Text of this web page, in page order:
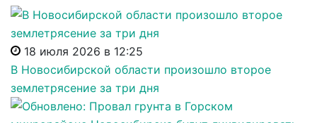
18 июля 2026 в 12:25
В Новосибирской области произошло второе
землетрясение за три дня